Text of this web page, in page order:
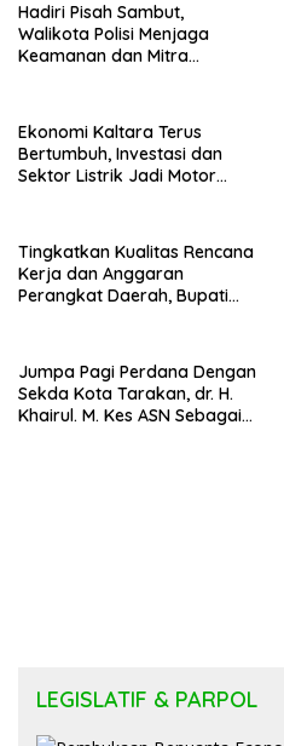
Hadiri Pisah Sambut,
Walikota Polisi Menjaga
Keamanan dan Mitra
Ekonomi Kaltara Terus
Bertumbuh, Investasi dan
Sektor Listrik Jadi Motor
Tingkatkan Kualitas Rencana
Kerja dan Anggaran
Perangkat Daerah, Bupati
Jumpa Pagi Perdana Dengan
Sekda Kota Tarakan, dr. H.
Khairul. M. Kes ASN Sebagai
LEGISLATIF & PARPOL